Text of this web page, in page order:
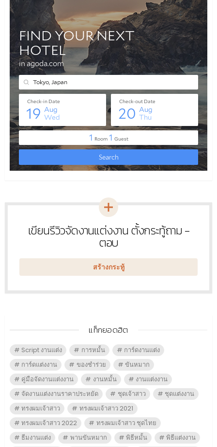
หัวข้อ
เขียนรีวิวจัดงานแต่งงาน ตั้งกระทู้ถาม -
ตอบ
สร้างกระทู้
แท็กยอดฮิต
Script งานแต่ง การหมั้น
การ์ดงานแต่ง
การ์ดแต่งงาน
ของชำร่วย
ขันหมาก
คู่มือจัดงานแต่งงาน
งานหมั้น
งานแต่งงาน
จัดงานแต่งงานราคาประหยัด
ชุดเจ้าสาว
ชุดแต่งงาน
ทรงผมเจ้าสาว
ทรงผมเจ้าสาว 2021
ทรงผมเจ้าสาว 2022
ทรงผมเจ้าสาว ชุดไทย
ธีมงานแต่ง
พานขันหมาก พิธีหมั้น
พิธีแต่งงาน